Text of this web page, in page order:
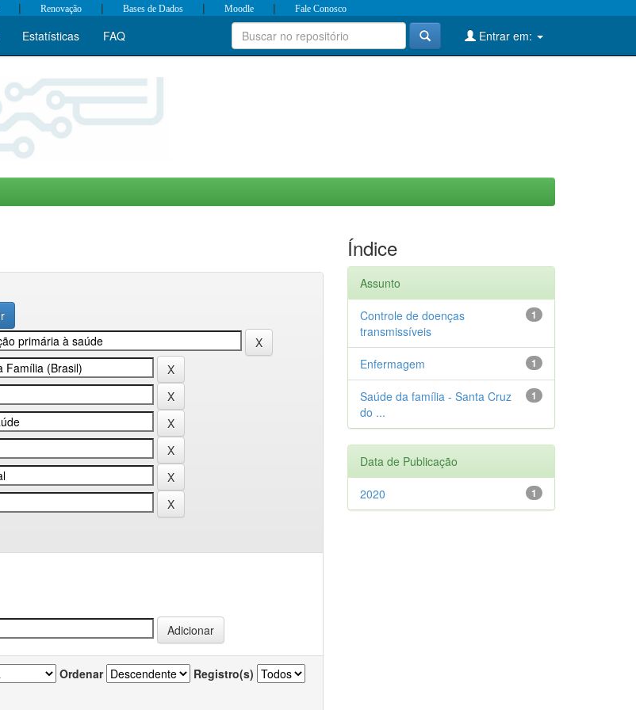
| Renovação | Bases de Dados | Moodle | Fale Conosco
Estatísticas FAQ Entrar em:
Ordenar Registro(s)
Índice
Assunto
1
Controle de doenças
transmissíveis
1
Enfermagem
1
Saúde da família - Santa Cruz
do ...
Data de Publicação
1
2020